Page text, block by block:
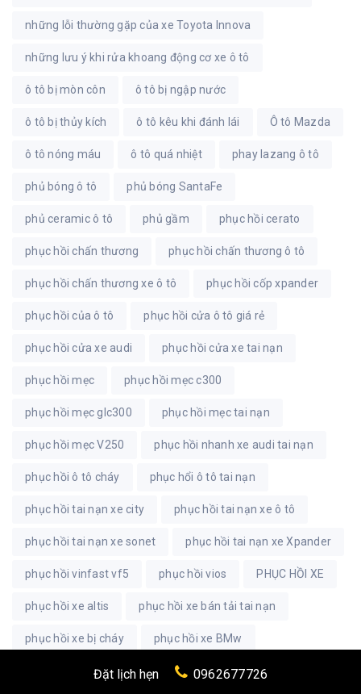
những lỗi thường gặp của xe Toyota Innova
những lưu ý khi rửa khoang động cơ xe ô tô
ô tô bị mòn côn ô tô bị ngập nước
ô tô bị thủy kích ô tô kêu khi đánh lái Ô tô Mazda
ô tô nóng máu ô tô quá nhiệt phay lazang ô tô
phủ bóng ô tô phủ bóng SantaFe
phủ ceramic ô tô phủ gầm phục hồi cerato
phục hồi chấn thương phục hồi chấn thương ô tô
phục hồi chấn thương xe ô tô phục hồi cốp xpander
phục hồi của ô tô phục hồi cửa ô tô giá rẻ
phục hồi cửa xe audi phục hồi cửa xe tai nạn
phục hồi mẹc phục hồi mẹc c300
phục hồi mẹc glc300 phục hồi mẹc tai nạn
phục hồi mẹc V250 phục hồi nhanh xe audi tai nạn
phục hồi ô tô cháy phục hổi ô tô tai nạn
phục hồi tai nạn xe city phục hồi tai nạn xe ô tô
phục hồi tai nạn xe sonet phục hồi tai nạn xe Xpander
phục hồi vinfast vf5 phục hồi vios PHỤC HỒI XE
phục hồi xe altis phục hồi xe bán tải tai nạn
phục hồi xe bị cháy phục hồi xe BMw
phục hồi xe Corolla Altis tai nạn phục hồi xe crv
Đặt lịch hẹn 0962677726